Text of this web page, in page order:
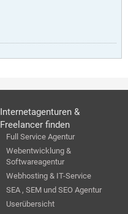
Internetagenturen &
Freelancer finden
Full Service Agentur
Webentwicklung &
Softwareagentur
Webhosting & IT-Service
SEA , SEM und SEO Agentur
Userübersicht